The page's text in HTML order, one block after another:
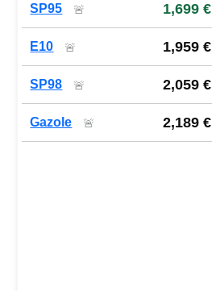
SP95 🚨 1,699 €
E10 🚨 1,959 €
SP98 🚨 2,059 €
Gazole 🚨 2,189 €